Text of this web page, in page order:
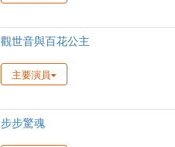
觀世音與百花公主
主要演員
步步驚魂